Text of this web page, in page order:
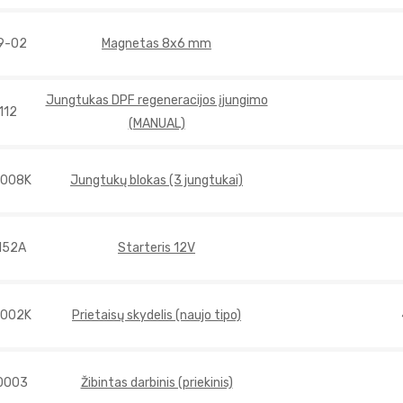
02 Magnetas 8x6 mm
Jungtukas DPF regeneracijos įjungimo
(MANUAL)
Jungtukų blokas (3 jungtukai)
Starteris 12V
Prietaisų skydelis (naujo tipo)
Žibintas darbinis (priekinis)